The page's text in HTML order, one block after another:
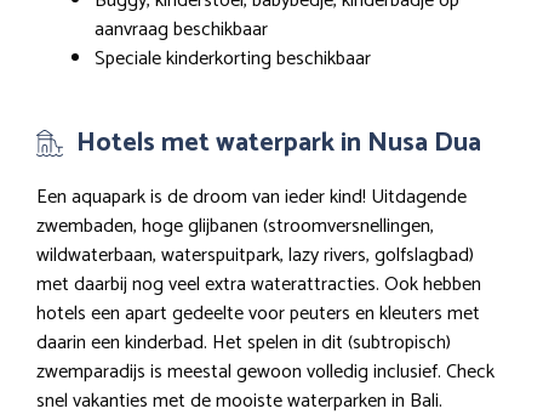
aanvraag beschikbaar
Speciale kinderkorting beschikbaar
Hotels met waterpark in Nusa Dua
Een aquapark is de droom van ieder kind! Uitdagende
zwembaden, hoge glijbanen (stroomversnellingen,
wildwaterbaan, waterspuitpark, lazy rivers, golfslagbad)
met daarbij nog veel extra waterattracties. Ook hebben
hotels een apart gedeelte voor peuters en kleuters met
daarin een kinderbad. Het spelen in dit (subtropisch)
zwemparadijs is meestal gewoon volledig inclusief. Check
snel vakanties met de mooiste waterparken in Bali.